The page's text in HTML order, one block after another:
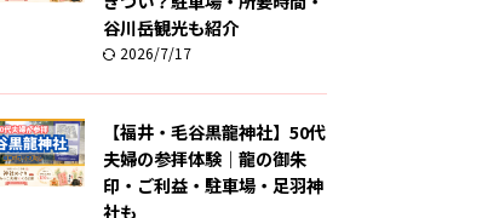
谷川岳観光も紹介
2026/7/17
【福井・毛谷黒龍神社】50代
夫婦の参拝体験｜龍の御朱
印・ご利益・駐車場・足羽神
社も